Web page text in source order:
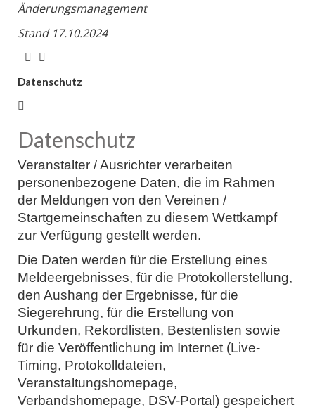
Änderungsmanagement
Stand 17.10.2024
Datenschutz
Datenschutz
Veranstalter / Ausrichter verarbeiten
personenbezogene Daten, die im Rahmen
der Meldungen von den Vereinen /
Startgemeinschaften zu diesem Wettkampf
zur Verfügung gestellt werden.
Die Daten werden für die Erstellung eines
Meldeergebnisses, für die Protokollerstellung,
den Aushang der Ergebnisse, für die
Siegerehrung, für die Erstellung von
Urkunden, Rekordlisten, Bestenlisten sowie
für die Veröffentlichung im Internet (Live-
Timing, Protokolldateien,
Veranstaltungshomepage,
Verbandshomepage, DSV-Portal) gespeichert